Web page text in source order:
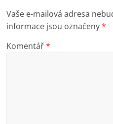
Vaše e-mailová adresa
informace jsou označeny*
Komentář*